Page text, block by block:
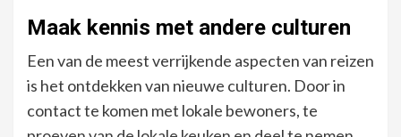
Maak kennis met andere culturen
Een van de meest verrijkende aspecten van reizen
is het ontdekken van nieuwe culturen. Door in
contact te komen met lokale bewoners, te